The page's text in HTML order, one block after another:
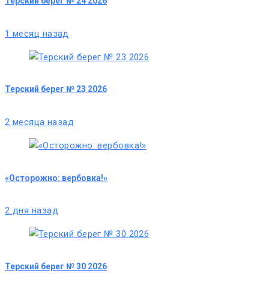
1 месяц назад
Терский берег № 23 2026
2 месяца назад
«Осторожно: вербовка!»
2 дня назад
Терский берег № 30 2026